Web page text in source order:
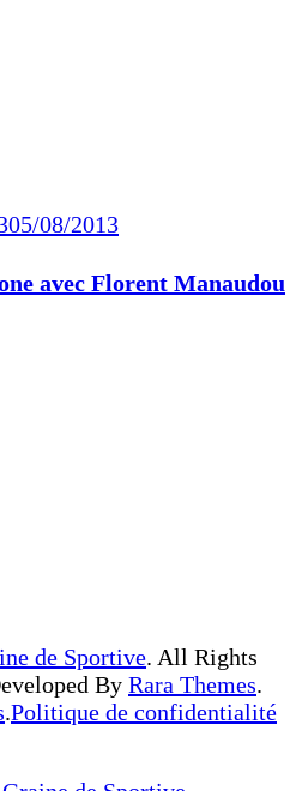
05/08/2013
avec Florent Manaudou
de Sportive. All Rights
By Rara Themes.
.Politique de confidentialité